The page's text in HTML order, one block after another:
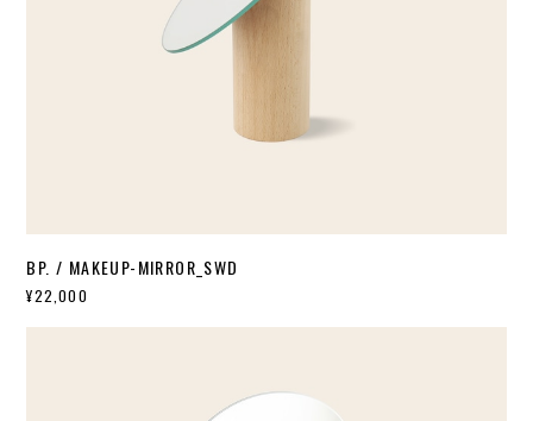
BP. / MAKEUP-MIRROR_SWD
¥22,000